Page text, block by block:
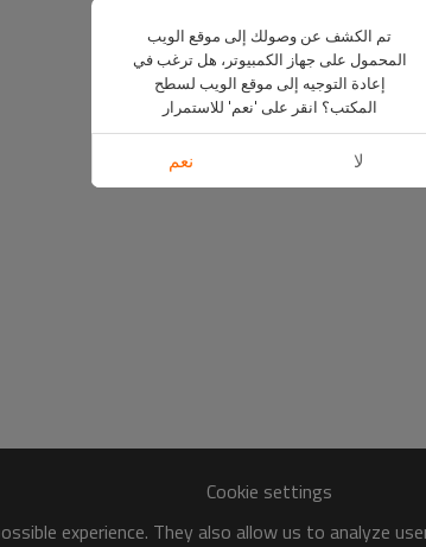
Cookie settings
experience. They also allow us to analyze
تم الكشف عن وصولك إلى موقع الويب
المحمول على جهاز الكمبيوتر، هل ترغب في
إعادة التوجيه إلى موقع الويب لسطح
المكتب؟ انقر على 'نعم' للاستمرار
لا نعم